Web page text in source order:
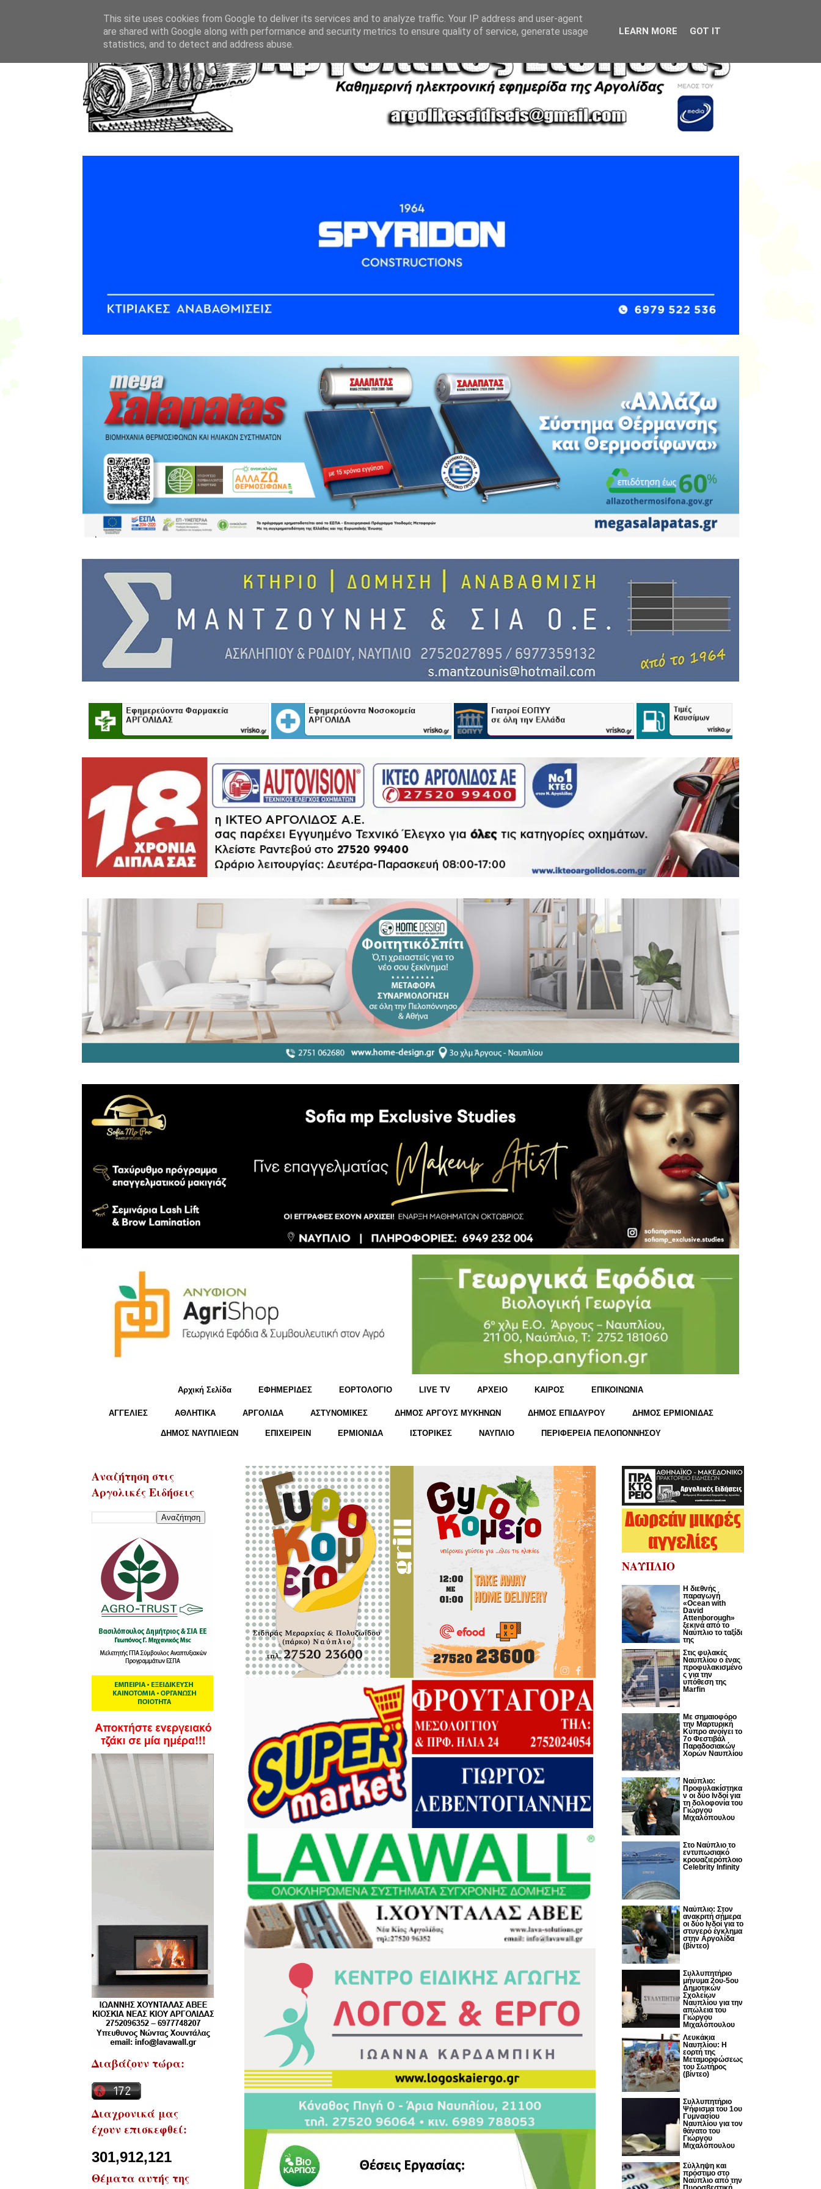
Αρχική Σελίδα ΕΦΗΜΕΡΙΔΕΣ ΕΟΡΤΟΛΟΓΙΟ LIVE TV ΑΡΧΕΙΟ KΑΙΡΟΣ ΕΠΙΚΟΙΝΩΝΙΑ
ΑΓΓΕΛΙΕΣ ΑΘΛΗΤΙΚΑ ΑΡΓΟΛΙΔΑ ΑΣΤΥΝΟΜΙΚΕΣ ΔΗΜΟΣ ΑΡΓΟΥΣ ΜΥΚΗΝΩΝ ΔΗΜΟΣ ΕΠΙΔΑΥΡΟΥ ΔΗΜΟΣ ΕΡΜΙΟΝΙΔΑΣ
ΔΗΜΟΣ ΝΑΥΠΛΙΕΩΝ ΕΠΙΧΕΙΡΕΙΝ ΕΡΜΙΟΝΙΔΑ ΙΣΤΟΡΙΚΕΣ ΝΑΥΠΛΙΟ ΠΕΡΙΦΕΡΕΙΑ ΠΕΛΟΠΟΝΝΗΣΟΥ
Αναζήτηση στις
Αργολικές Ειδήσεις
Διαβάζουν τώρα:
Διαχρονικά μας
έχουν επισκεφθεί:
301,912,121
Θέματα αυτής της
ΝΑΥΠΛΙΟ
Η διεθνής
παραγωγή
«Ocean with
David
Attenborough»
ξεκινά από το
Ναύπλιο το ταξίδι
της
Στις φυλακές
Ναυπλίου ο ένας
προφυλακισμένο
ς για την
υπόθεση της
Marfin
Με σημαιοφόρο
την Μαρτυρική
Κύπρο ανοίγει το
7ο Φεστιβάλ
Παραδοσιακών
Χορών Ναυπλίου
Ναύπλιο:
Προφυλακίστηκα
ν οι δύο Ινδοί για
τη δολοφονία του
Γιώργου
Μιχαλόπουλου
Στο Ναύπλιο το
εντυπωσιακό
κρουαζιερόπλοιο
Celebrity Infinity
Nαύπλιο: Στον
ανακριτή σήμερα
οι δύο Ινδοί για το
στυγερό έγκλημα
στην Αργολίδα
(βίντεο)
Συλλυπητήριο
μήνυμα 2ου-5ου
Δημοτικών
Σχολείων
Ναυπλίου για την
απώλεια του
Γιώργου
Μιχαλόπουλου
Λευκάκια
Ναυπλίου: Η
εορτή της
Μεταμορφώσεως
του Σωτήρος
(βίντεο)
Συλλυπητήριο
Ψήφισμα του 1ου
Γυμνασίου
Ναυπλίου για τον
θάνατο του
Γιώργου
Μιχαλόπουλου
Σύλληψη και
πρόστιμο στο
Ναύπλιο από την
This site uses cookies from Google to deliver its services and to analyze traffic. Your IP address and user-agent
are shared with Google along with performance and security metrics to ensure quality of service, generate usage
statistics, and to detect and address abuse.
LEARN MORE GOT IT